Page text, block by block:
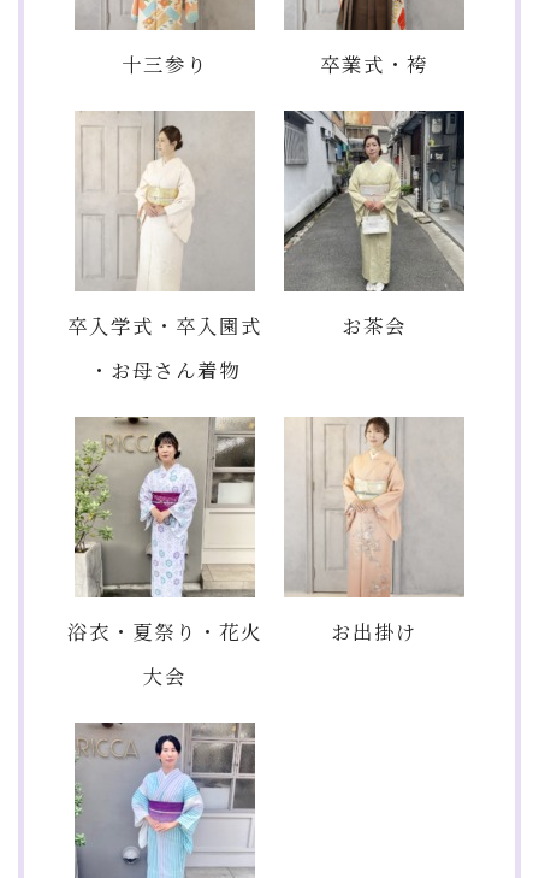
十三参り 卒業式・袴
卒入学式・卒入園式
・お母さん着物
お茶会
浴衣・夏祭り・花火
大会
お出掛け